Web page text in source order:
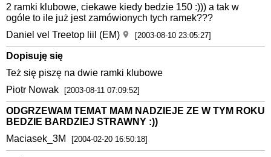
2 ramki klubowe, ciekawe kiedy bedzie 150 :))) a tak w
ogóle to ile już jest zamówionych tych ramek???
Daniel vel Treetop liil (EM)
[2003-08-10 23:05:27]
Dopisuję się
Też się piszę na dwie ramki klubowe
Piotr Nowak
[2003-08-11 07:09:52]
ODGRZEWAM TEMAT MAM NADZIEJE ZE W TYM ROKU
BEDZIE BARDZIEJ STRAWNY :))
Maciasek_3M
[2004-02-20 16:50:18]